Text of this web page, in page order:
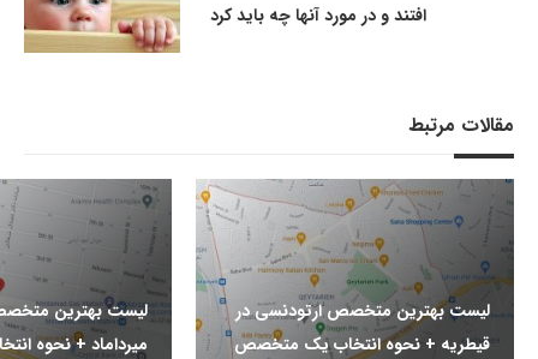
افتند و در مورد آنها چه باید کرد
مقالات مرتبط
لیست بهترین متخصص ارتودنسی در
قیطریه + نحوه انتخاب یک متخصص
لیست بهترین
میرداماد + نحوه